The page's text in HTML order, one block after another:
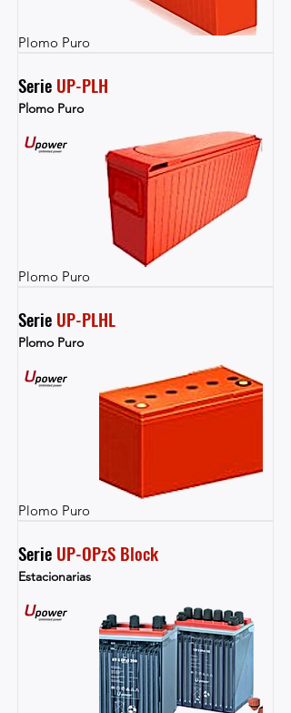
Plomo Puro
Serie UP-PLH
Plomo Puro
Plomo Puro
Serie UP-PLHL
Plomo Puro
Plomo Puro
Serie UP-OPzS Block
Estacionarias